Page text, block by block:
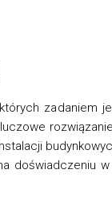
zadaniem
doświadczeniu